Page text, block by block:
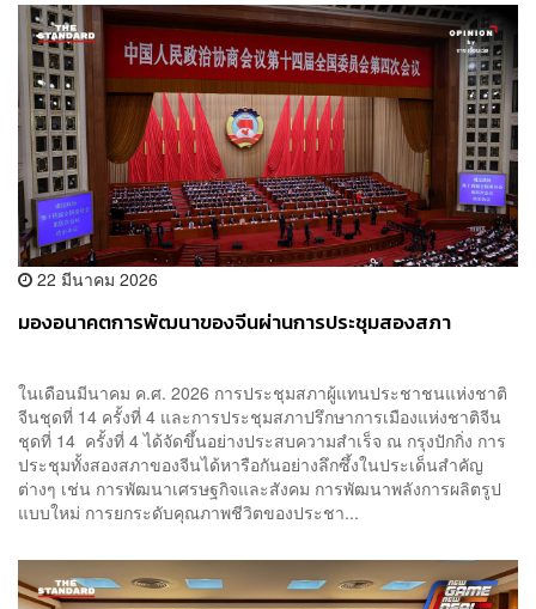
22 มีนาคม 2026
มองอนาคตการพัฒนาของจีนผ่านการประชุมสองสภา
ในเดือนมีนาคม ค.ศ. 2026 การประชุมสภาผู้แทนประชาชนแห่งชาติ
จีนชุดที่ 14 ครั้งที่ 4 และการประชุมสภาปรึกษาการเมืองแห่งชาติจีน
ชุดที่ 14 ครั้งที่ 4 ได้จัดขึ้นอย่างประสบความสำเร็จ ณ กรุงปักกิ่ง การ
ประชุมทั้งสองสภาของจีนได้หารือกันอย่างลึกซึ้งในประเด็นสำคัญ
ต่างๆ เช่น การพัฒนาเศรษฐกิจและสังคม การพัฒนาพลังการผลิตรูป
แบบใหม่ การยกระดับคุณภาพชีวิตของประชา...